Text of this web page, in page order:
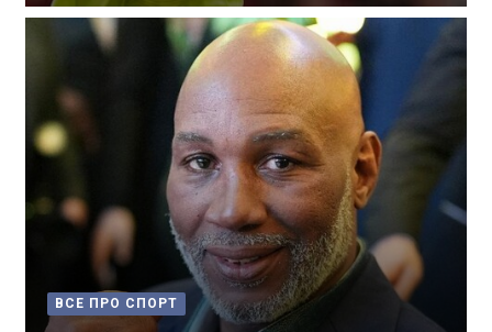
ВСЕ ПРО СПОРТ